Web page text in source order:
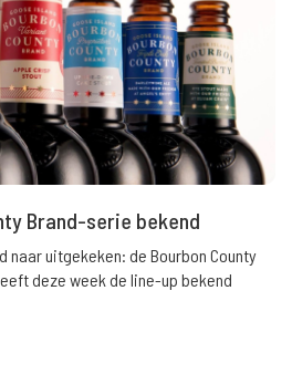
Brand-serie bekend
naar uitgekeken: de Bourbon County
deze week de line-up bekend